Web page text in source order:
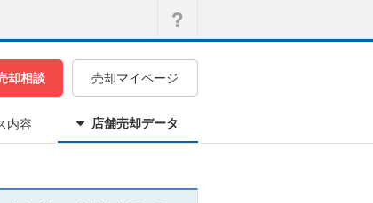
却相談 売却マイページ
内容 店舗売却データ